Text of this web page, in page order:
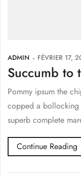
ADMIN FÉVRIER 17,
Succumb to
Pommy ipsum the
copped a bollocking
superb complete
Continue Reading